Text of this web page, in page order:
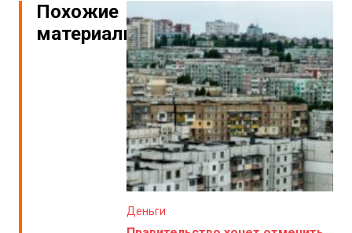
Похожие
материалы
Деньги